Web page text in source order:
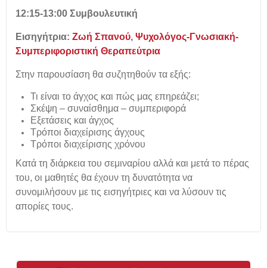
12:15-13:00 Συμβουλευτική
Εισηγήτρια: Ζωή Σπανού, Ψυχολόγος-Γνωσιακή-
Συμπεριφοριστική Θεραπεύτρια
Στην παρουσίαση θα συζητηθούν τα εξής:
Τι είναι το άγχος και πώς μας επηρεάζει;
Σκέψη – συναίσθημα – συμπεριφορά
Εξετάσεις και άγχος
Τρόποι διαχείρισης άγχους
Τρόποι διαχείρισης χρόνου
Κατά τη διάρκεια του σεμιναρίου αλλά και μετά το πέρας
του, οι μαθητές θα έχουν τη δυνατότητα να
συνομιλήσουν με τις εισηγήτριες και να λύσουν τις
απορίες τους.